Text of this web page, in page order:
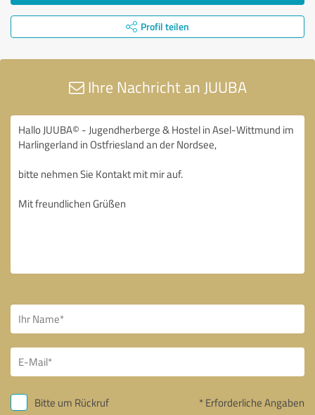
Profil teilen
Ihre Nachricht an JUUBA
Bitte um Rückruf * Erforderliche Angaben